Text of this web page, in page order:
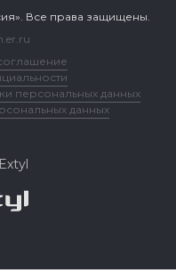
Все права защищены.
персональных данных
данных